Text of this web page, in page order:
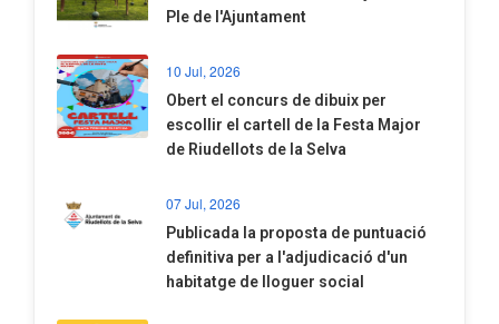
Ple de l'Ajuntament
10 Jul, 2026
​Obert el concurs de dibuix per
escollir el cartell de la Festa Major
de Riudellots de la Selva
07 Jul, 2026
​Publicada la proposta de puntuació
definitiva per a l'adjudicació d'un
habitatge de lloguer social